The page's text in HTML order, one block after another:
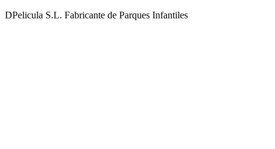
DPelicula S.L. Fabricante de Parques Infantiles